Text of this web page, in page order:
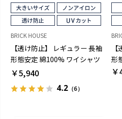
BRICK HOUSE
【透け防止】 レギュラー 長袖
形態安定 綿100% ワイシャツ
白無地 大きいサイズ
￥5,940
4.2（6）
形